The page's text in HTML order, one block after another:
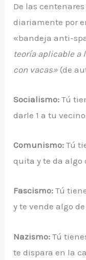
De las
diariamente por
«bandeja anti-
teoría aplicable a
con vacas»(de
Socialismo: Tú
darle 1 a tu
Comunismo: Tú
quita y te da algo
Fascismo: Tú
y te vende algo
Nazismo: Tú
te dispara en la